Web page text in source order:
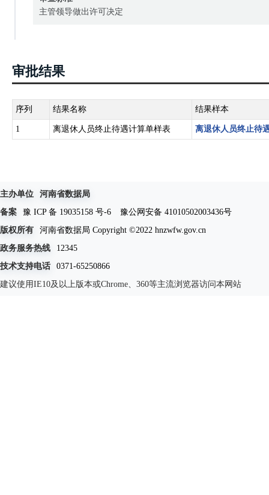
主管领导做出许可决定
审批结果
序列 结果名称 结果样本
1 离退休人员终止待遇计算单样表 离退休人员终止待
主办单位
河南省数据局
备案
豫 ICP 备 19035158 号-6
豫公网安备 41010502003436号
版权所有
河南省数据局 Copyright ©2022 hnzwfw.gov.cn
政务服务热线
12345
技术支持电话
0371-65250866
建议使用IE10及以上版本或Chrome、360等主流浏览器访问本网站